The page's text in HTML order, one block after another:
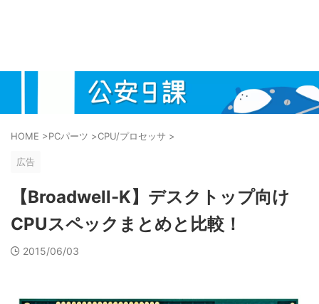
HOME >PCパーツ >CPU/プロセッサ >
広告
【Broadwell-K】デスクトップ向け
CPUスペックまとめと比較！
2015/06/03